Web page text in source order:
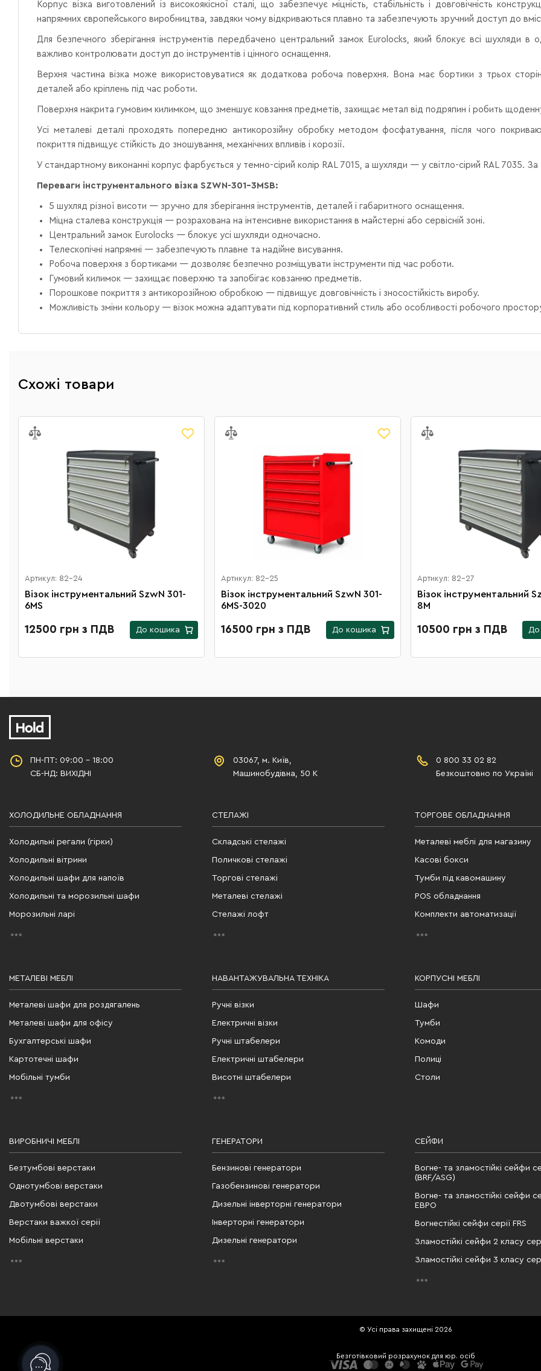
Корпус візка виготовлений із високоякісної сталі, що забезпечує міцність, стабільність і довговічність
напрямних європейського виробництва, завдяки чому відкриваються плавно та забезпечують зручний доступ до
Для безпечного зберігання інструментів передбачено центральний замок Eurolocks, який блокує всі шухляди
важливо контролювати доступ до інструментів і цінного оснащення.
Верхня частина візка може використовуватися як додаткова робоча поверхня. Вона має бортики з трьох
деталей або кріплень під час роботи.
Поверхня накрита гумовим килимком, що зменшує ковзання предметів, захищає метал від подряпин і робить
Усі металеві деталі проходять попередню антикорозійну обробку методом фосфатування, після чого
покриття підвищує стійкість до зношування, механічних впливів і корозії.
У стандартному виконанні корпус фарбується у темно-сірий колір RAL 7015, а шухляди — у світло-сірий RAL 7035.
Переваги інструментального візка SZWN-301-3MSB:
5 шухляд різної висоти — зручно для зберігання інструментів, деталей і габаритного оснащення.
Міцна сталева конструкція — розрахована на інтенсивне використання в майстерні або сервісній зоні.
Центральний замок Eurolocks — блокує усі шухляди одночасно.
Телескопічні напрямні — забезпечують плавне та надійне висування.
Робоча поверхня з бортиками — дозволяє безпечно розміщувати інструменти під час роботи.
Гумовий килимок — захищає поверхню та запобігає ковзанню предметів.
Порошкове покриття з антикорозійною обробкою — підвищує довговічність і зносостійкість виробу.
Можливість зміни кольору — візок можна адаптувати під корпоративний стиль або особливості робочого
Схожі товари
Артикул: 82-24
Візок інструментальний SzwN 301-
6MS
12500 грн з ПДВ До кошика
Артикул: 82-25
Візок інструментальний SzwN 301-
6MS-3020
16500 грн з ПДВ До кошика
Артикул: 82-27
Візок інструментальний
8M
10500 грн з ПДВ До
ПН-ПТ: 09:00 - 18:00
СБ-НД: ВИХІДНІ
03067, м. Київ,
Машинобудівна, 50 К
0 800 33 02 82
Безкоштовно по Україні
ХОЛОДИЛЬНЕ ОБЛАДНАННЯ
Холодильні регали (гірки)
Холодильні вітрини
Холодильні шафи для напоїв
Холодильні та морозильні шафи
Морозильні ларі
СТЕЛАЖІ
Складські стелажі
Поличкові стелажі
Торгові стелажі
Металеві стелажі
Стелажі лофт
ТОРГОВЕ ОБЛАДНАННЯ
Металеві меблі для магазину
Касові бокси
Тумби під кавомашину
POS обладнання
Комплекти автоматизації
МЕТАЛЕВІ МЕБЛІ
Металеві шафи для роздягалень
Металеві шафи для офісу
Бухгалтерські шафи
Картотечні шафи
Мобільні тумби
НАВАНТАЖУВАЛЬНА ТЕХНІКА
Ручні візки
Електричні візки
Ручні штабелери
Електричні штабелери
Висотні штабелери
КОРПУСНІ МЕБЛІ
Шафи
Тумби
Комоди
Полиці
Столи
ВИРОБНИЧІ МЕБЛІ
Безтумбові верстаки
Однотумбові верстаки
Двотумбові верстаки
Верстаки важкої серії
Мобільні верстаки
ГЕНЕРАТОРИ
Бензинові генератори
Газобензинові генератори
Дизельні інверторні генератори
Інверторні генератори
Дизельні генератори
СЕЙФИ
Вогне- та зламостійкі сейфи
(BRF/ASG)
Вогне- та зламостійкі сейфи
ЕВРО
Вогнестійкі сейфи серії FRS
Зламостійкі сейфи 2 класу
Зламостійкі сейфи 3 класу
© Усі права захищені 2026
Безготівковий розрахунок для юр. осіб